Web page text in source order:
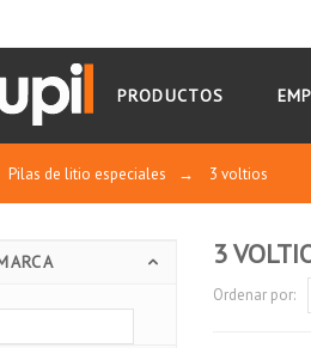
PRODUCTOS
Pilas de litio especiales → 3 voltios
3
Ordenar por: